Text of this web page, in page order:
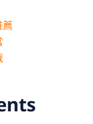
薦